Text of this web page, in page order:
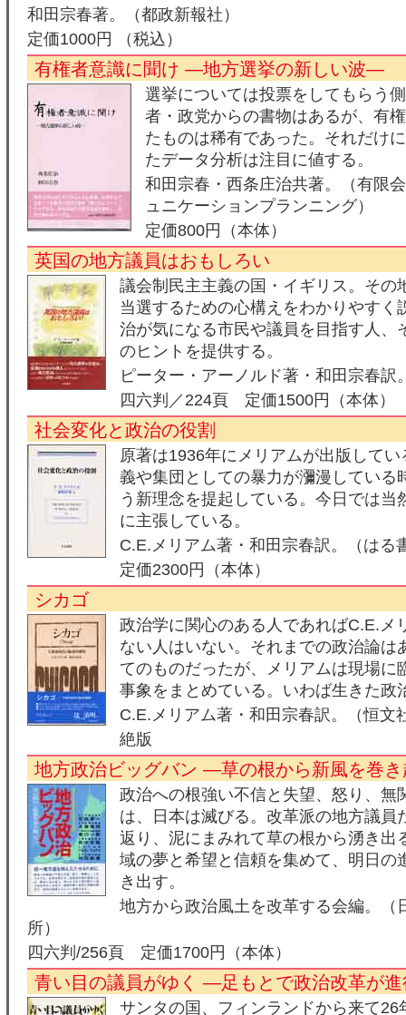
和田宗春著。（都政新報社）
定価1000円 （税込）
有権者意識に聞け ―地方選挙の新しい波―
選挙については投票をしてもらう
者・政党からの書物はあるが、有
たものは稀有であった。それだけ
たデータ分析は注目に値する。
和田宗春・西条庄治共著。（有限
ュニケーションプランニング）
定価800円（本体）
英国の地方議員はおもしろい
議会制民主主義の国・イギリス。その
当選するための心構えをわかりやすく
治が気になる市民や議員を目指す人、
のヒントを提供する。
ピーター・アーノルド著・和田宗春訳
四六判／224頁 定価1500円（本体）
社会変化と政治の役割
原著は1936年にメリアムが出版して
義や集団としての暴力が瀰漫している
う新理念を提起している。今日では当
に主張している。
C.E.メリアム著・和田宗春訳。（はる
定価2300円（本体）
シカゴ
政治学に関心のある人であればC.E.メ
ない人はいない。それまでの政治論は
てのものだったが、メリアムは現場に
事象をまとめている。いわば生きた政
C.E.メリアム著・和田宗春訳。（恒文
絶版
地方政治ビッグバン ―草の根から新風を巻
政治への根強い不信と失望、怒り、無
は、日本は滅びる。改革派の地方議員
返り、泥にまみれて草の根から湧き出
域の夢と希望と信頼を集めて、明日の
き出す。
地方から政治風土を改革する会編。（
所）
四六判/256頁 定価1700円（本体）
青い目の議員がゆく ―足もとで政治改革が
サンタの国、フィンランドから来て26